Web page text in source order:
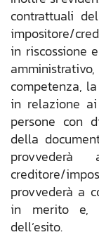
contrattuali
impositore/
in riscossione
competenza,
in relazione
persone con
della
provvederà
creditore/
provvederà a
in merito e,
dell’esito.